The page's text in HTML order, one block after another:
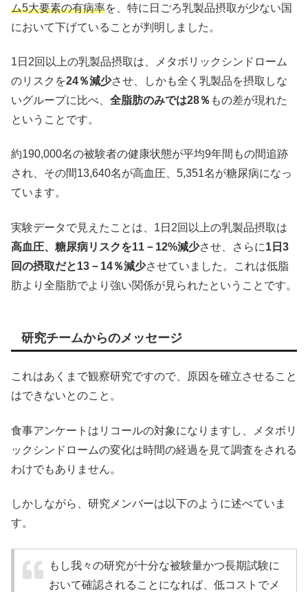
ム5大要素の有病率を、特に日ごろ乳製品摂取が少ない国
において下げていることが判明しました。
1日2回以上の乳製品摂取は、メタボリックシンドローム
のリスクを24％減少させ、しかも全く乳製品を摂取しな
いグループに比べ、 全脂肪のみでは28％ もの差が現れた
ということです。
約190,000名の被験者の健康状態が平均9年間もの間追跡
され、その間13,640名が高血圧、5,351名が糖尿病になっ
ています。
実験データで見えたことは、1日2回以上の乳製品摂取は
高血圧、糖尿病リスクを11－12%減少させ、さらに1日3
回の摂取だと13－14％減少させていました。これは低脂
肪より全脂肪でより強い関係が見られたということです。
研究チームからのメッセージ
これはあくまで観察研究ですので、原因を確立させること
はできないとのこと。
食事アンケートはリコールの対象になりますし、メタボリ
ックシンドロームの変化は時間の経過を見て調査をされる
わけでもありません。
しかしながら、研究メンバーは以下のように述べていま
す。
もし我々の研究が十分な被験量かつ長期試験に
おいて確認されることになれば、低コストでメ